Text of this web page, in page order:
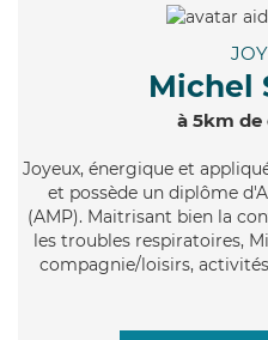
Michel
à 5km de
Joyeux, énergique et
et possède un diplôme
(AMP). Maitrisant bien la
les troubles respiratoires,
compagnie/loisirs,